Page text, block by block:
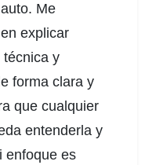
Me
explicar
técnica y
forma clara y
que cualquier
entenderla y
enfoque es